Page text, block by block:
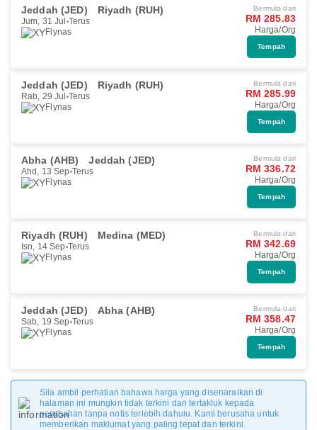
Jeddah (JED) Riyadh (RUH)
Jum, 31 Jul Terus
Flynas
Bermula dari
RM 285.83
Harga/Org
Tempah
Jeddah (JED) Riyadh (RUH)
Rab, 29 Jul Terus
Flynas
Bermula dari
RM 285.99
Harga/Org
Tempah
Abha (AHB) Jeddah (JED)
Ahd, 13 Sep Terus
Flynas
Bermula dari
RM 336.72
Harga/Org
Tempah
Riyadh (RUH) Medina (MED)
Isn, 14 Sep Terus
Flynas
Bermula dari
RM 342.69
Harga/Org
Tempah
Jeddah (JED) Abha (AHB)
Sab, 19 Sep Terus
Flynas
Bermula dari
RM 358.47
Harga/Org
Tempah
Sila ambil perhatian bahawa harga yang disenaraikan di
halaman ini mungkin tidak terkini dan tertakluk kepada
perubahan tanpa notis terlebih dahulu. Kami berusaha untuk
memberikan maklumat yang paling tepat dan terkini.